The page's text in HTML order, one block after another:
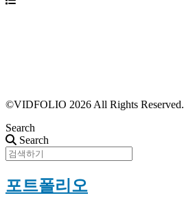
©VIDFOLIO 2026 All Rights Reserved.
Search
Search
포트폴리오